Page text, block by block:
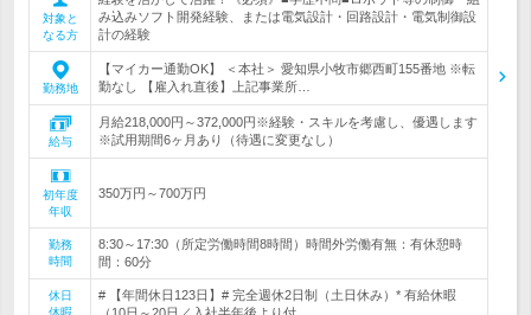
対象と
なる方
み込みソフト開発経験、または電気設計・回路設計・電気制御設
計の経験
勤務地
【マイカー通勤OK】 ＜本社＞ 愛知県小牧市郷西町155番地 ※転
勤なし 【雇入れ直後】上記事業所…
給与
月給218,000円～372,000円※経験・スキルを考慮し、優遇します
※試用期間6ヶ月あり（待遇に変更なし）
初年度
年収
350万円～700万円
勤務
時間
8:30～17:30（所定労働時間8時間）時間外労働有無：有休憩時
間：60分
休日
休暇
# 【年間休日123日】# 完全週休2日制（土日休み）* 有給休暇